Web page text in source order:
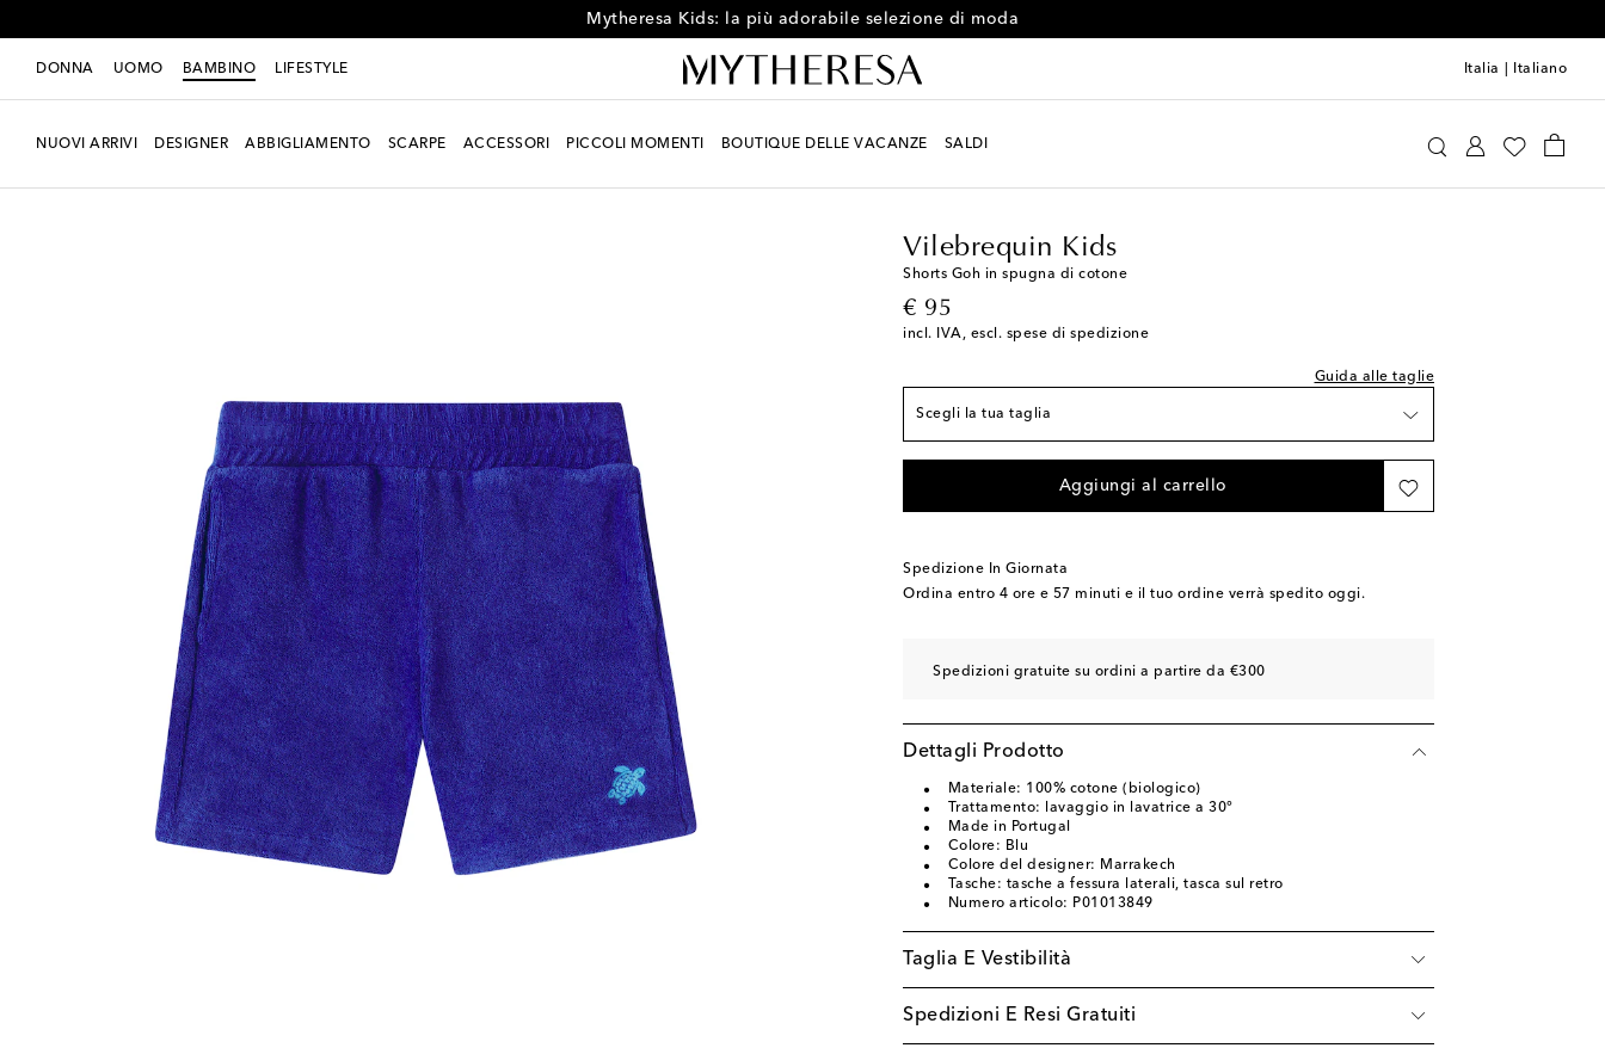
Mytheresa Kids: la più adorabile selezione di moda
DONNA UOMO BAMBINO LIFESTYLE Italia Italiano
NUOVI ARRIVI DESIGNER ABBIGLIAMENTO SCARPE ACCESSORI PICCOLI MOMENTI BOUTIQUE DELLE VACANZE SALDI
Vilebrequin Kids
Shorts Goh in spugna di cotone
€ 95
original price
incl. IVA, escl. spese di spedizione
Guida alle taglie
Scegli la tua taglia
Y 4 Pochi pezzi rimasti
Y 6
Y 8
Y 10 Pochi pezzi rimasti
Y 14 Pochi pezzi rimasti
Aggiungi al carrello
Spedizione In Giornata
Ordina entro 4 ore e 57 minuti e il tuo ordine verrà spedito oggi.
Spedizioni gratuite su ordini a partire da €300
Dettagli Prodotto
Materiale: 100% cotone (biologico)
Trattamento: lavaggio in lavatrice a 30°
Made in Portugal
Colore: Blu
Colore del designer: Marrakech
Tasche: tasche a fessura laterali, tasca sul retro
Numero articolo: P01013849
Taglia E Vestibilità
Spedizioni E Resi Gratuiti